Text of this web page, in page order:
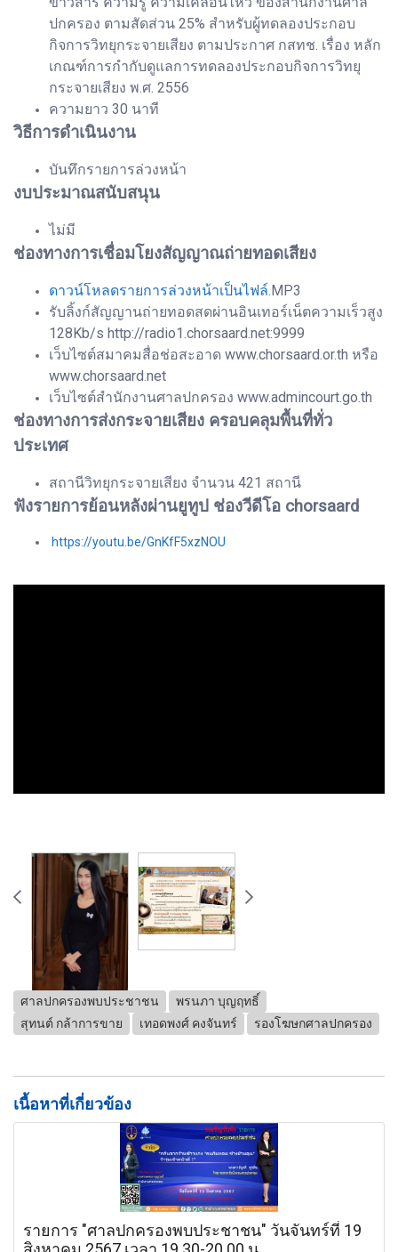
ปกครอง ตามสัดส่วน 25% สำหรับผู้ทดลองประกอบ
กิจการวิทยุกระจายเสียง ตามประกาศ กสทช. เรื่อง หลัก
เกณฑ์การกำกับดูแลการทดลองประกอบกิจการวิทยุ
กระจายเสียง พ.ศ. 2556
ความยาว 30 นาที
วิธีการดำเนินงาน
บันทึกรายการล่วงหน้า
งบประมาณสนับสนุน
ไม่มี
ช่องทางการเชื่อมโยงสัญญาณถ่ายทอดเสียง
ดาวน์โหลดรายการล่วงหน้าเป็นไฟล์ .MP3
รับลิ้งก์สัญญานถ่ายทอดสดผ่านอินเทอร์เน็ตความเร็วสูง
128Kb/s http://radio1.chorsaard.net:9999
เว็บไซต์สมาคมสื่อช่อสะอาด www.chorsaard.or.th หรือ
www.chorsaard.net
เว็บไซต์สำนักงานศาลปกครอง www.admincourt.go.th
ช่องทางการส่งกระจายเสียง ครอบคลุมพื้นที่ทั่ว
ประเทศ
สถานีวิทยุกระจายเสียง จำนวน 421 สถานี
ฟังรายการย้อนหลังผ่านยูทูป ช่องวีดีโอ chorsaard
https://youtu.be/GnKfF5xzNOU
ศาลปกครองพบประชาชน
พรนภา บุญฤทธิ์
สุทนต์ กล้าการขาย
เทอดพงศ์ คงจันทร์ รองโฆษกศาลปกครอง
เนื้อหาที่เกี่ยวข้อง
รายการ "ศาลปกครองพบประชาชน" วันจันทร์ที่ 19